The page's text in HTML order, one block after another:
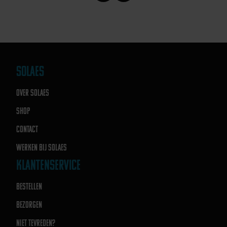
SOLAES
OVER SOLAES
SHOP
CONTACT
WERKEN BIJ SOLAES
KLANTENSERVICE
BESTELLEN
BEZORGEN
NIET TEVREDEN?